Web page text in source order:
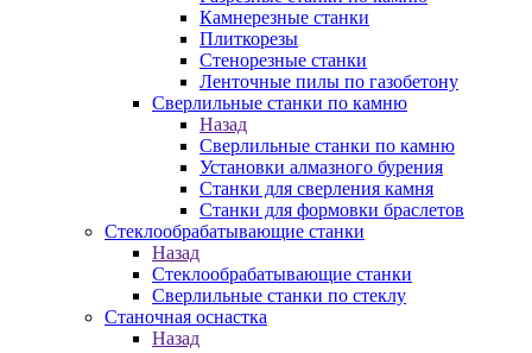
Камнерезные станки
Плиткорезы
Стенорезные станки
Ленточные пилы по газобетону
Сверлильные станки по камню
Назад
Сверлильные станки по камню
Установки алмазного бурения
Станки для сверления камня
Станки для формовки браслетов
Стеклообрабатывающие станки
Назад
Стеклообрабатывающие станки
Сверлильные станки по стеклу
Станочная оснастка
Назад